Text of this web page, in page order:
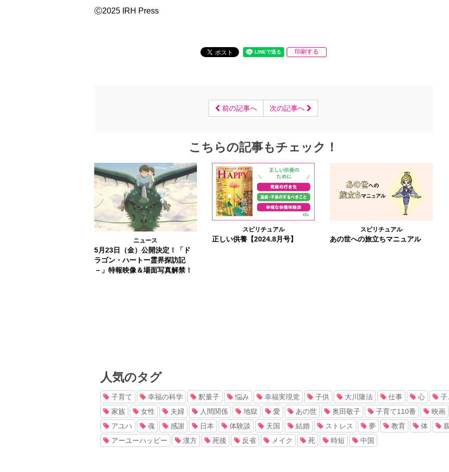
Ⓒ2025 IRH Press
印刷する
前の記事へ 次の記事へ
こちらの記事もチェック！
ニュース
5月23日（金）公開決定！「ド
ラゴン・ハートー霊界探訪記
－」特報映像＆場面写真解禁！
スピリチュアル
正しい供養【2024.8月号】
スピリチュアル
あの世への旅立ちマニュアル
人気のタグ
子育て 幸福の科学 釈量子 悩み 幸福実現党 子供 大川隆法 仕事 心
子
家族
女性 夫婦 人間関係 地獄 愛 あの世 奥田敬子 子育て110番
映画
アユハ
魂 感謝 日本 体験談 天国 結婚 ストレス 夢 教育 体
アーユーハッピー
漢方 死後 反省 メイク 死 時短 中国